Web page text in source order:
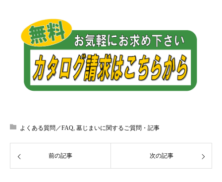
よくある質問／FAQ, 墓じまいに関するご質問・記事
前の記事 次の記事